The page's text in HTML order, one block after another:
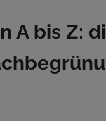
A bis Z: